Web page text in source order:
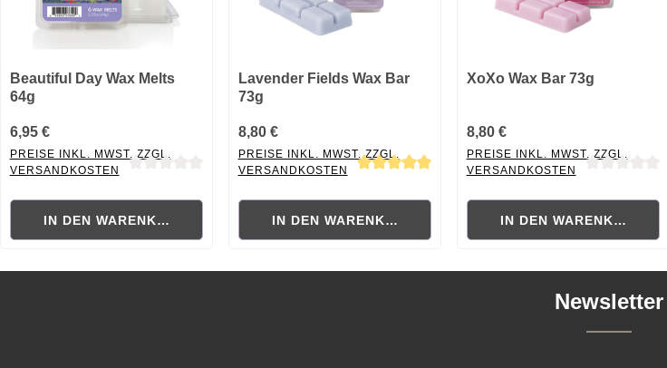
Beautiful Day Wax Melts
64g
6,95 €
PREISE INKL. MWST. ZZGL.
VERSANDKOSTEN
IN DEN WARENKORB
Lavender Fields Wax Bar
73g
8,80 €
PREISE INKL. MWST. ZZGL.
VERSANDKOSTEN
IN DEN WARENKORB
XoXo Wax Bar 73g
8,80 €
PREISE INKL. MWST. ZZGL.
VERSANDKOSTEN
IN DEN WARENKORB
Newsletter